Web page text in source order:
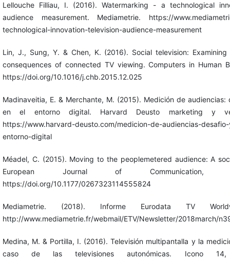
Lellouche Filliau, I. (2016). Watermarking - a technological
audience measurement. Mediametrie. https://
technological-innovation-television-audience-measurement
Lin, J., Sung, Y. & Chen, K. (2016). Social television:
consequences of connected TV viewing. Computers in Human
https://doi.org/10.1016/j.chb.2015.12.025
Madinaveitia, E. & Merchante, M. (2015). Medición de
en el entorno digital. Harvard Deusto marketing y
https://www.harvard-deusto.com/medicion-de-audiencias-
entorno-digital
Méadel, C. (2015). Moving to the peoplemetered audience: A
European Journal of Communication,
https://doi.org/10.1177/0267323114555824
Mediametrie. (2018). Informe Eurodata TV
http://www.mediametrie.fr/webmail/ETV/Newsletter/2018march/
Medina, M. & Portilla, I. (2016). Televisión multipantalla y la
caso de las televisiones autonómicas. Icono